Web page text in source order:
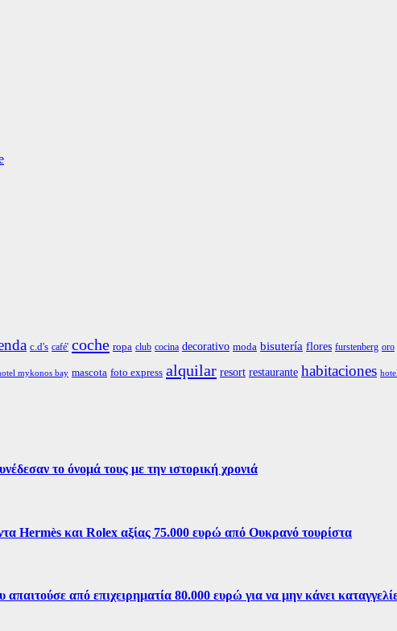
c.d's café' coche ropa club cocina decorativo moda bisutería flores furstenberg oro
mykonos bay mascota foto express alquilar resort restaurante habitaciones
το όνομά τους με την ιστορική χρονιά
Hermès και Rolex αξίας 75.000 ευρώ από Ουκρανό τουρίστα
από επιχειρηματία 80.000 ευρώ για να μην κάνει